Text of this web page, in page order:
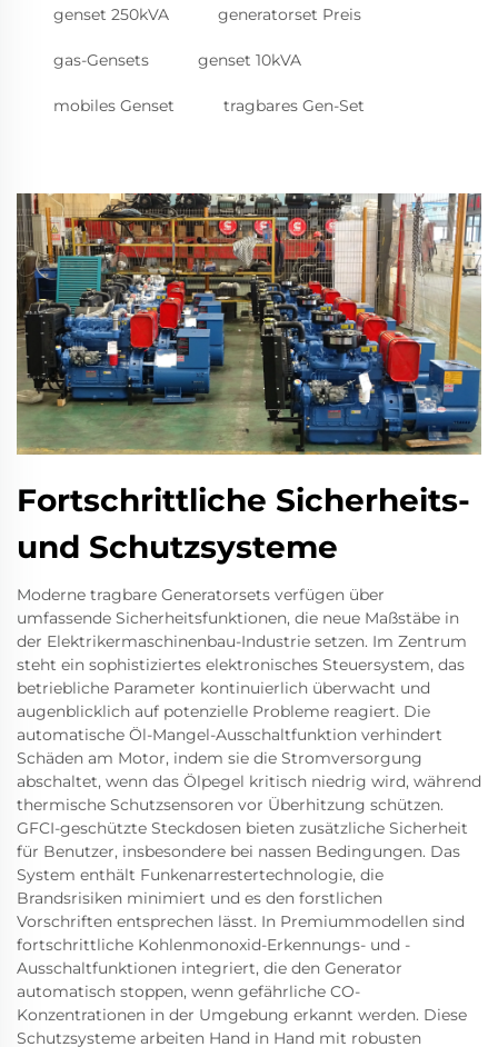
genset 250kVA generatorset Preis
gas-Gensets genset 10kVA
mobiles Genset tragbares Gen-Set
Fortschrittliche Sicherheits-
und Schutzsysteme
Moderne tragbare Generatorsets verfügen über
umfassende Sicherheitsfunktionen, die neue Maßstäbe in
der Elektrikermaschinenbau-Industrie setzen. Im Zentrum
steht ein sophistiziertes elektronisches Steuersystem, das
betriebliche Parameter kontinuierlich überwacht und
augenblicklich auf potenzielle Probleme reagiert. Die
automatische Öl-Mangel-Ausschaltfunktion verhindert
Schäden am Motor, indem sie die Stromversorgung
abschaltet, wenn das Ölpegel kritisch niedrig wird, während
thermische Schutzsensoren vor Überhitzung schützen.
GFCI-geschützte Steckdosen bieten zusätzliche Sicherheit
für Benutzer, insbesondere bei nassen Bedingungen. Das
System enthält Funkenarrestertechnologie, die
Brandsrisiken minimiert und es den forstlichen
Vorschriften entsprechen lässt. In Premiummodellen sind
fortschrittliche Kohlenmonoxid-Erkennungs- und -
Ausschaltfunktionen integriert, die den Generator
automatisch stoppen, wenn gefährliche CO-
Konzentrationen in der Umgebung erkannt werden. Diese
Schutzsysteme arbeiten Hand in Hand mit robusten